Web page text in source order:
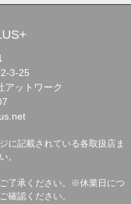
3-25
アットワーク
に記載されている各取扱店ま
。
了承ください。※休業日につ
確認ください。